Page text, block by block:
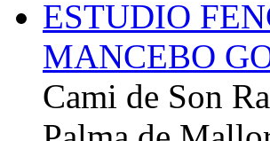
ESTUDIO
MANCEBO
Cami de Son